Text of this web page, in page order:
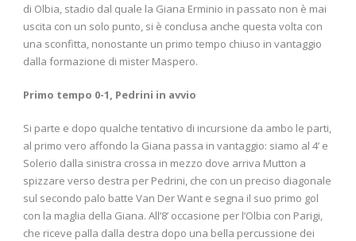
di Olbia, stadio dal quale la Giana Erminio in passato non è mai
uscita con un solo punto, si è conclusa anche questa volta con
una sconfitta, nonostante un primo tempo chiuso in vantaggio
dalla formazione di mister Maspero.
Primo tempo 0-1, Pedrini in avvio
Si parte e dopo qualche tentativo di incursione da ambo le parti,
al primo vero affondo la Giana passa in vantaggio: siamo al 4’ e
Solerio dalla sinistra crossa in mezzo dove arriva Mutton a
spizzare verso destra per Pedrini, che con un preciso diagonale
sul secondo palo batte Van Der Want e segna il suo primo gol
con la maglia della Giana. All’8’ occasione per l’Olbia con Parigi,
che riceve palla dalla destra dopo una bella percussione dei